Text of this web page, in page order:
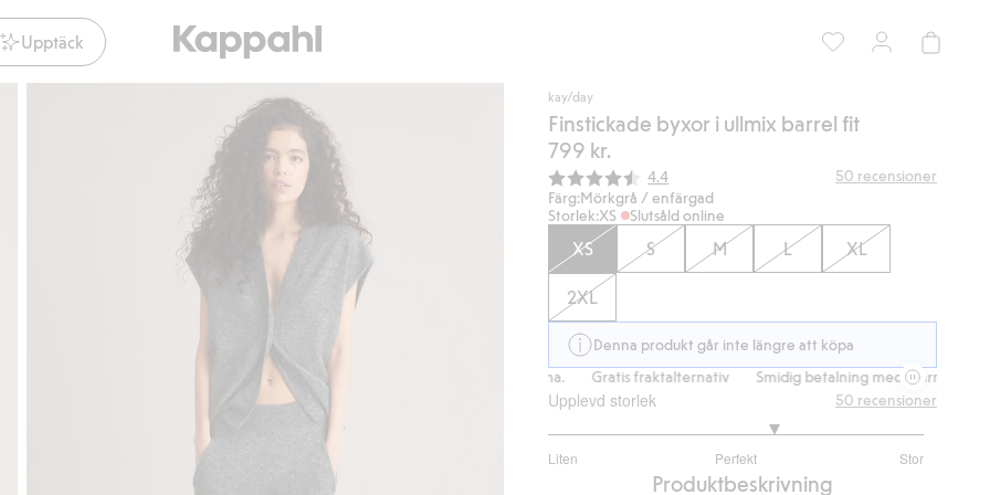
Upptäck
kay/day
Finstickade byxor i ullmix barrel fit
799 kr.
Snittbetyg:
4.4 50 recensioner
Färg:Mörkgrå / enfärgad
Storlek:XS Slutsåld online
XS S M L XL
2XL
Denna produkt går inte längre att köpa
Gratis fraktalternativ
Smidig betalning med Klarna. Gratis fraktalternativ Smidig betalning med Klarna. Gratis
Upplevd storlek
Liten Perfekt Stor
utav
50 recensioner
Produktbeskrivning